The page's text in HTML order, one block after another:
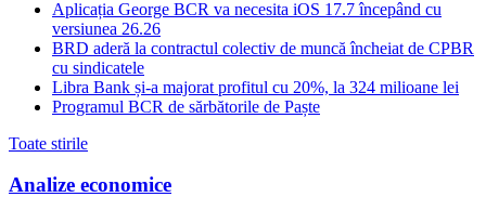
Aplicația George BCR va necesita iOS 17.7 începând cu
versiunea 26.26
BRD aderă la contractul colectiv de muncă încheiat de CPBR
cu sindicatele
Libra Bank și-a majorat profitul cu 20%, la 324 milioane lei
Programul BCR de sărbătorile de Paște
Toate stirile
Analize economice